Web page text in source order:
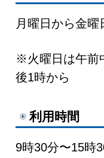
月曜日から金曜
※火曜日は午前
後1時から
利用時間
9時30分〜15時